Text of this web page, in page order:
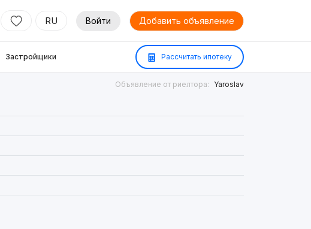
RU Войти Добавить объявление
Застройщики Рассчитать ипотеку
Объявление от риелтора: Yaroslav